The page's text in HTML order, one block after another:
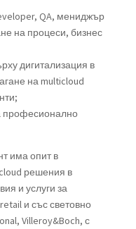
QA, мениджър
на процеси, бизнес
дигитализация в
на multicloud
професионално
има опит в
решения в
и услуги за
и със световно
Villeroy&Boch, с